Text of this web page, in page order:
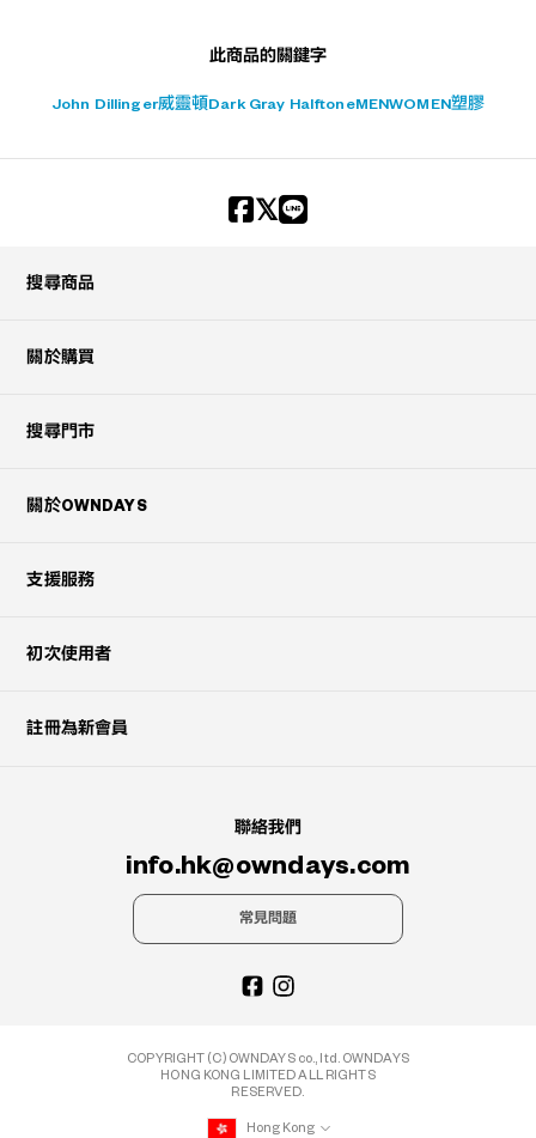
此商品的關鍵字
John Dillinger威靈頓Dark Gray HalftoneMENWOMEN塑膠
搜尋商品
關於購買
搜尋門市
關於OWNDAYS
支援服務
初次使用者
註冊為新會員
聯絡我們
info.hk@owndays.com
常見問題
COPYRIGHT (C) OWNDAYS co., ltd. OWNDAYS
HONG KONG LIMITED ALL RIGHTS
RESERVED.
Hong Kong